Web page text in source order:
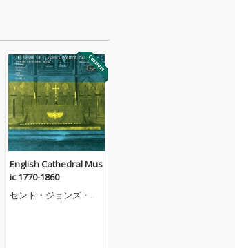
English Cathedral Mus
ic 1770-1860
セント・ジョンズ・カ